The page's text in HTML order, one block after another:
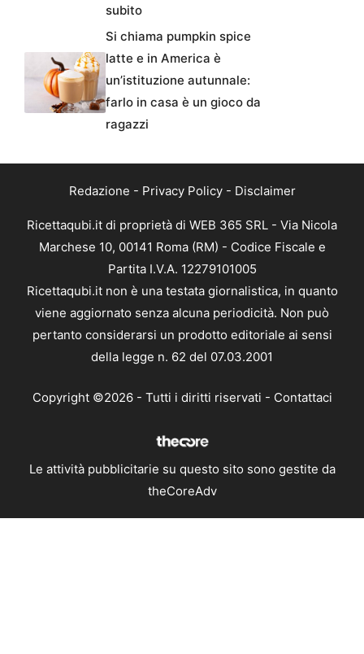
subito
Si chiama pumpkin spice
latte e in America è
un’istituzione autunnale:
farlo in casa è un gioco da
ragazzi
Redazione - Privacy Policy- Disclaimer
Ricettaqubi.it di proprietà di WEB 365 SRL - Via Nicola
Marchese 10, 00141 Roma (RM) - Codice Fiscale e
Partita I.V.A. 12279101005
Ricettaqubi.it non è una testata giornalistica, in quanto
viene aggiornato senza alcuna periodicità. Non può
pertanto considerarsi un prodotto editoriale ai sensi
della legge n. 62 del 07.03.2001
Copyright ©2026 - Tutti i diritti riservati - Contattaci
Le attività pubblicitarie su questo sito sono gestite da
theCoreAdv